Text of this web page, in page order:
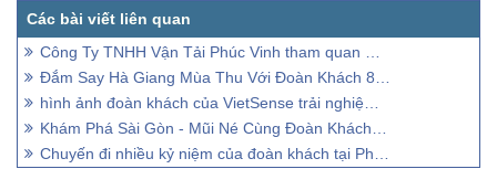
Công Ty TNHH Vận Tải Phúc Vinh tham quan Nha Trang - Đà Lạt
Đắm Say Hà Giang Mùa Thu Với Đoàn Khách 8-10/11/2019
hình ảnh đoàn khách của VietSense trải nghiệm Mộc Châu - Tà Xùa
Khám Phá Sài Gòn - Mũi Né Cùng Đoàn Khách Du Học Indec
Chuyến đi nhiều kỷ niệm của đoàn khách tại Phú Quốc